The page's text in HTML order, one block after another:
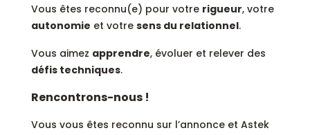
Vous êtes reconnu(e) pour votre rigueur, votre
autonomie et votre sens du relationnel.
Vous aimez apprendre, évoluer et relever des
défis techniques.
Rencontrons-nous !
Vous vous êtes reconnu sur l’annonce et Astek